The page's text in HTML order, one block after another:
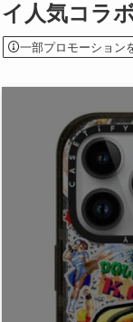
イ人気コラボ
一部プロモーション